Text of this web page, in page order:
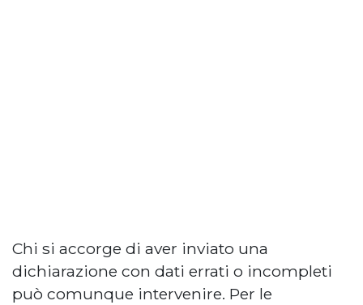
Chi si accorge di aver inviato una
dichiarazione con dati errati o incompleti
può comunque intervenire. Per le